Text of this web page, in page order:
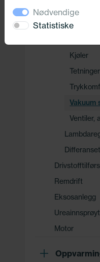
EGR-
EGR-
Kjøler
Tetninger
Vakuum
Ventiler,
Remdrift
Eksosanlegg
Motor
Nødvendige
Statistiske